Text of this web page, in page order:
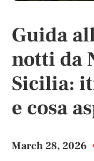
Guida
notti da
Sicilia:
e cosa
March 28, 2026